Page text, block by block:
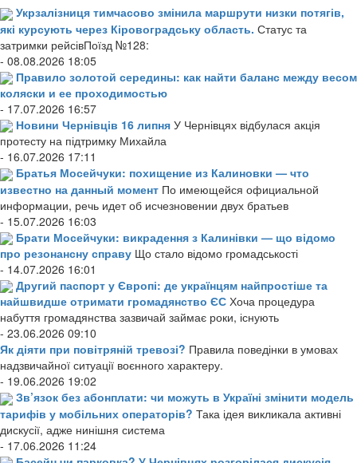
Укрзалізниця тимчасово змінила маршрути низки потягів,
які курсують через Кіровоградську область. Статус та
затримки рейсівПоїзд №128:
- 08.08.2026 18:05
Правило золотой середины: как найти баланс между весом
коляски и ее проходимостью
- 17.07.2026 16:57
Новини Чернівців 16 липня У Чернівцях відбулася акція
протесту на підтримку Михайла
- 16.07.2026 17:11
Братья Мосейчуки: похищение из Калиновки — что
известно на данный момент По имеющейся официальной
информации, речь идет об исчезновении двух братьев
- 15.07.2026 16:03
Брати Мосейчуки: викрадення з Калинівки — що відомо
про резонансну справу Що стало відомо громадськості
- 14.07.2026 16:01
Другий паспорт у Європі: де українцям найпростіше та
найшвидше отримати громадянство ЄС Хоча процедура
набуття громадянства зазвичай займає роки, існують
- 23.06.2026 09:10
Як діяти при повітряній тревозі? Правила поведінки в умовах
надзвичайної ситуації воєнного характеру.
- 19.06.2026 19:02
Зв’язок без абонплати: чи можуть в Україні змінити модель
тарифів у мобільних операторів? Така ідея викликала активні
дискусії, адже нинішня система
- 17.06.2026 11:24